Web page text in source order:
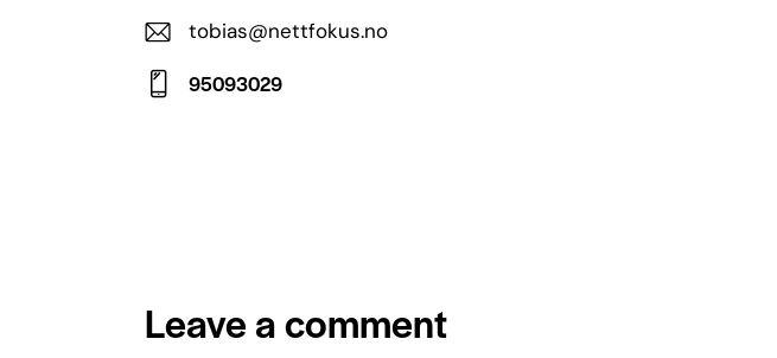
E-
m
tobias@nettfokus.no
95093029
Leave a comment